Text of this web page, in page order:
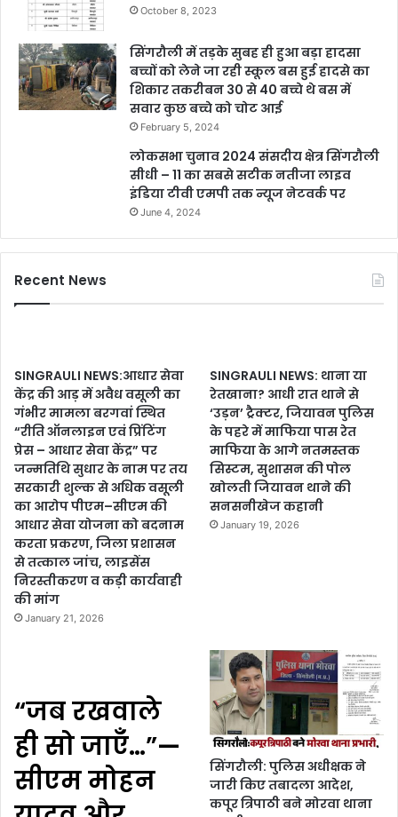
October 8, 2023
सिंगरौली में तड़के सुबह ही हुआ बड़ा हादसा
बच्चों को लेने जा रही स्कूल बस हुई हादसे का
शिकार तकरीबन 30 से 40 बच्चे थे बस में
सवार कुछ बच्चे को चोट आई
February 5, 2024
लोकसभा चुनाव 2024 संसदीय क्षेत्र सिंगरौली
सीधी – 11 का सबसे सटीक नतीजा लाइव
इंडिया टीवी एमपी तक न्यूज नेटवर्क पर
June 4, 2024
Recent News
SINGRAULI NEWS:आधार सेवा
केंद्र की आड़ में अवैध वसूली का
गंभीर मामला बरगवां स्थित
“रीति ऑनलाइन एवं प्रिंटिंग
प्रेस – आधार सेवा केंद्र” पर
जन्मतिथि सुधार के नाम पर तय
सरकारी शुल्क से अधिक वसूली
का आरोप पीएम–सीएम की
आधार सेवा योजना को बदनाम
करता प्रकरण, जिला प्रशासन
से तत्काल जांच, लाइसेंस
निरस्तीकरण व कड़ी कार्यवाही
की मांग
January 21, 2026
SINGRAULI NEWS: थाना या
रेतखाना? आधी रात थाने से
‘उड़न’ ट्रैक्टर, जियावन पुलिस
के पहरे में माफिया पास रेत
माफिया के आगे नतमस्तक
सिस्टम, सुशासन की पोल
खोलती जियावन थाने की
सनसनीखेज कहानी
January 19, 2026
“जब रखवाले
ही सो जाएँ…”—
सीएम मोहन
सिंगरौली: पुलिस अधीक्षक ने
जारी किए तबादला आदेश,
कपूर त्रिपाठी बने मोरवा थाना